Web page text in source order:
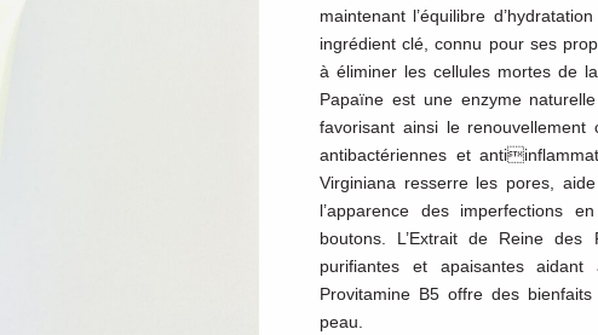
maintenant l’équilibre
ingrédient clé, connu pour ses
à éliminer les cellules mortes de
Papaïne est une enzyme
favorisant ainsi le renouvellement
antibactériennes et
Virginiana resserre les pores,
l’apparence des imperfections
boutons. L’Extrait de Reine des
purifiantes et apaisantes
Provitamine B5 offre des
peau.